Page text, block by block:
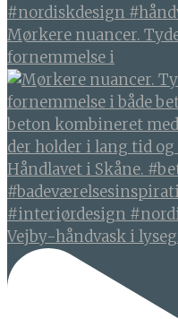
Mørkere nuancer.
fornemmelse i
Vejby-håndvask i